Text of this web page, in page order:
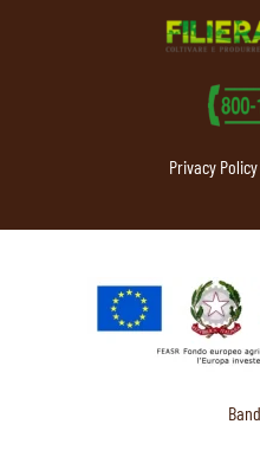
Privacy